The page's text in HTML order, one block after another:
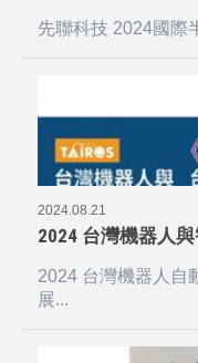
先聯科技 2024國際
2024.08.21
2024 台灣機器人
2024 台灣機器人自
展...